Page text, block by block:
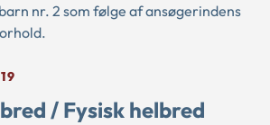
nr. 2 som følge af ansøgerindens
/ Fysisk helbred